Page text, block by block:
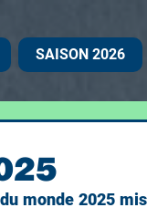
SAISON 2026
monde 2025